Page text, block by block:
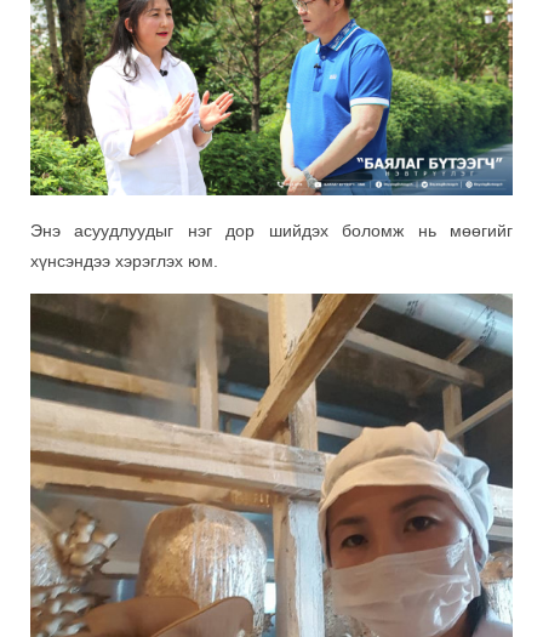
Энэ асуудлуудыг нэг дор шийдэх боломж нь мөөгийг
хүнсэндээ хэрэглэх юм.